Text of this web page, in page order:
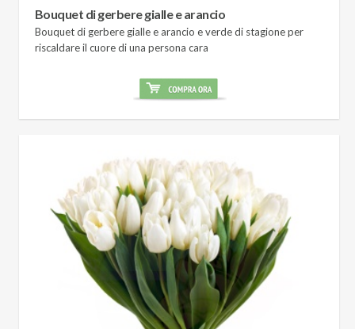
Bouquet di gerbere gialle e arancio
Bouquet di gerbere gialle e arancio e verde di stagione per
riscaldare il cuore di una persona cara